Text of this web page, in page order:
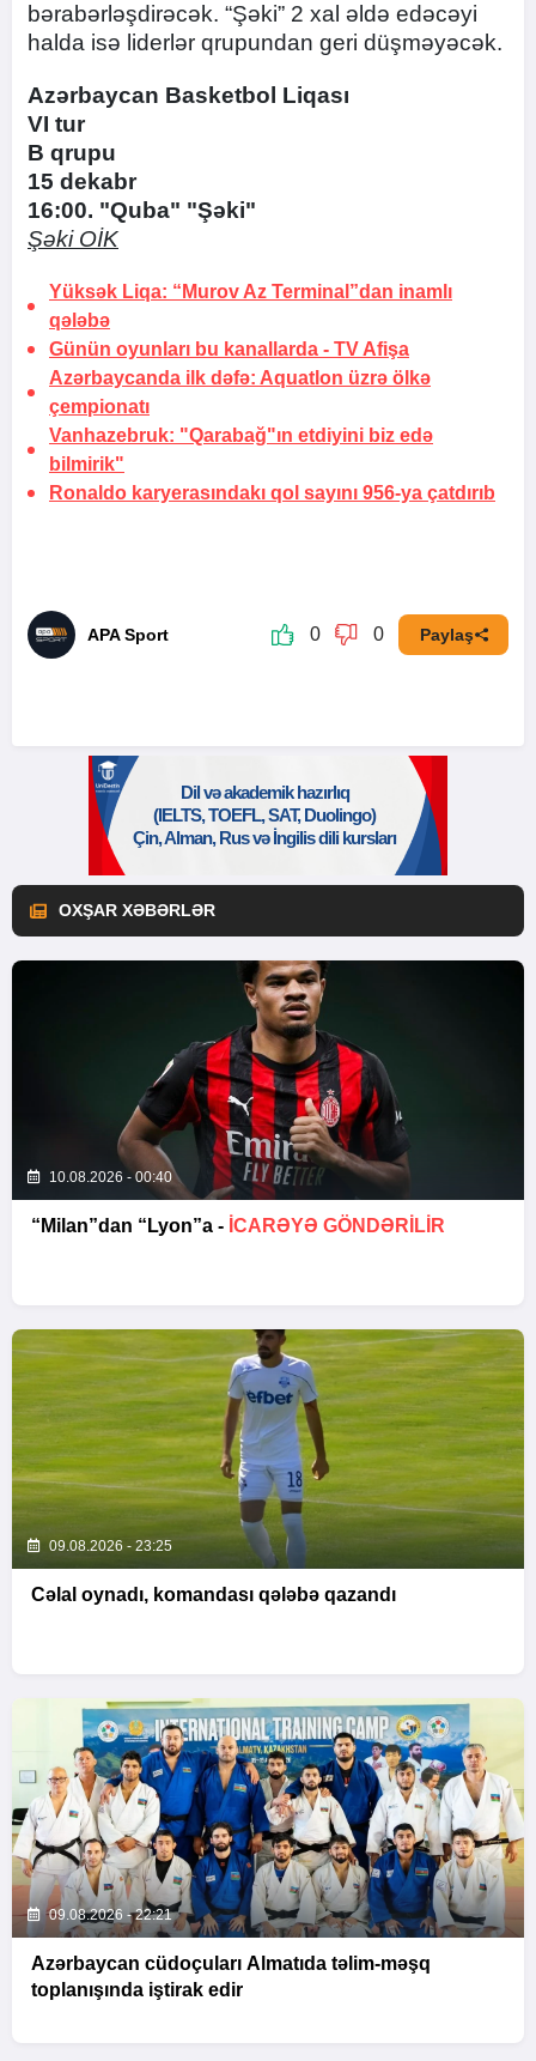
bərabərləşdirəcək. “Şəki” 2 xal əldə edəcəyi
halda isə liderlər qrupundan geri düşməyəcək.
Azərbaycan Basketbol Liqası
VI tur
B qrupu
15 dekabr
16:00. "Quba" "Şəki"
Şəki OİK
Yüksək Liqa: “Murov Az Terminal”dan inamlı
qələbə
Günün oyunları bu kanallarda - TV Afişa
Azərbaycanda ilk dəfə: Aquatlon üzrə ölkə
çempionatı
Vanhazebruk: "Qarabağ"ın etdiyini biz edə
bilmirik"
Ronaldo karyerasındakı qol sayını 956-ya çatdırıb
APA Sport 0 0 Paylaş
OXŞAR XƏBƏRLƏR
10.08.2026 - 00:40
“Milan”dan “Lyon”a - İCARƏYƏ GÖNDƏRİLİR
09.08.2026 - 23:25
Cəlal oynadı, komandası qələbə qazandı
09.08.2026 - 22:21
Azərbaycan cüdoçuları Almatıda təlim-məşq
toplanışında iştirak edir